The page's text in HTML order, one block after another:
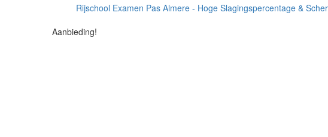
Rijschool Examen Pas Almere - Hoge Slagingspercentage &
Aanbieding!